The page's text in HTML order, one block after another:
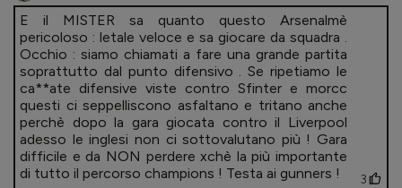
E il MISTER sa quanto questo Arsenalmè
pericoloso : letale veloce e sa giocare da squadra .
Occhio : siamo chiamati a fare una grande partita
soprattutto dal punto difensivo . Se ripetiamo le
ca**ate difensive viste contro Sfinter e morcc
questi ci seppelliscono asfaltano e tritano anche
perchè dopo la gara giocata contro il Liverpool
adesso le inglesi non ci sottovalutano più ! Gara
difficile e da NON perdere xchè la più importante
di tutto il percorso champions ! Testa ai gunners !
3